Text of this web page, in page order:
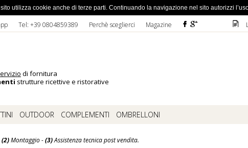
Tel: +39 0804859389 Perchè sceglierci Magazine F ì D
di fornitura
strutture ricettive e ristorative
OUTDOOR COMPLEMENTI OMBRELLONI
(2)Montaggio -(3)Assistenza tecnica post vendita.
utilizza cookie anche di terze parti. Continuando la navigazione nel sito autorizzi